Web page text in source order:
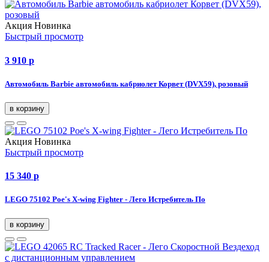
Акция Новинка
Быстрый просмотр
3 910 p
Автомобиль Barbie автомобиль кабриолет Корвет (DVX59), розовый
в корзину
Акция Новинка
Быстрый просмотр
15 340 p
LEGO 75102 Poe's X-wing Fighter - Лего Истребитель По
в корзину